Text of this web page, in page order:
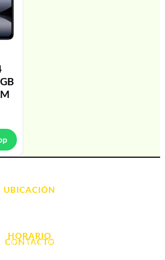
UBICACIÓN
HORARIO
S. 10:00h a 22:00h
CONTACTO